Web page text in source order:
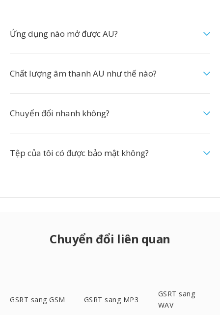
Ứng dụng nào mở được AU?
Chất lượng âm thanh AU như thế nào?
Chuyển đổi nhanh không?
Tệp của tôi có được bảo mật không?
Chuyển đổi liên quan
GSRT sang GSM GSRT sang MP3
GSRT sang
WAV